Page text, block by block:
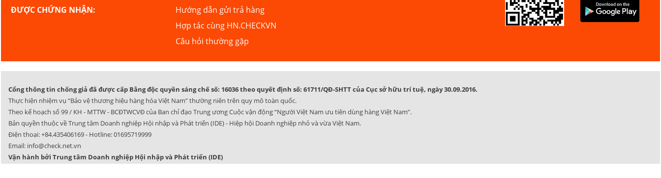
ĐƯỢC CHỨNG NHẬN:
Hướng dẫn gửi trả hàng
Hợp tác cùng HN.CHECKVN
Câu hỏi thường gặp
Cổng thông tin chống giả đã được cấp Bằng độc quyền sáng chế số: 16036 theo quyết định số: 61711/QĐ-SHTT của Cục sở hữu trí tuệ, ngày 30.09.2016.
Thực hiện nhiệm vụ “Bảo vệ thương hiệu hàng hóa Việt Nam” thường niên trên quy mô toàn quốc.
Theo kế hoạch số 99 / KH - MTTW - BCĐTWCVĐ của Ban chỉ đạo Trung ương Cuộc vận động “Người Việt Nam ưu tiên dùng hàng Việt Nam”.
Bản quyền thuộc về Trung tâm Doanh nghiệp Hội nhập và Phát triển (IDE) - Hiệp hội Doanh nghiệp nhỏ và vừa Việt Nam.
Điện thoại:+84.435406169- Hotline:01695719999
Email: info@check.net.vn
Vận hành bởi Trung tâm Doanh nghiệp Hội nhập và Phát triển (IDE)